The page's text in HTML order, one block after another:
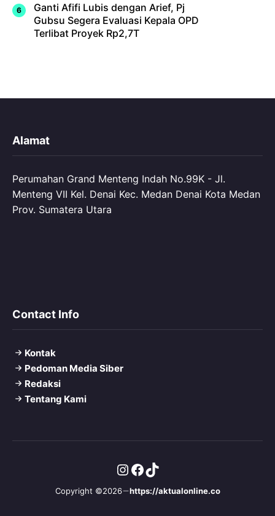
Ganti Afifi Lubis dengan Arief, Pj
Gubsu Segera Evaluasi Kepala OPD
Terlibat Proyek Rp2,7T
Alamat
Perumahan Grand Menteng Indah No.99K - Jl.
Menteng VII Kel. Denai Kec. Medan Denai Kota Medan
Prov. Sumatera Utara
Contact Info
Kontak
Pedoman Media Siber
Redaksi
Tentang Kami
Copyright ©2026 https://aktualonline.co
Instagram
Facebook
TikTok